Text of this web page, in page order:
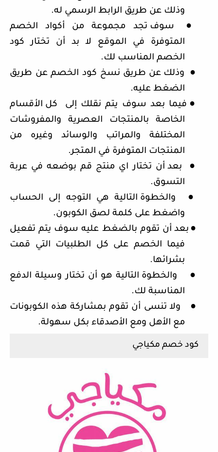
وذلك عن طريق الرابط الرسمي له.
●
سوف تجد مجموعة من أكواد الخصم
المتوفرة في الموقع لا بد أن تختار كود
الخصم المناسب لك.
●
وذلك عن طريق نسخ كود الخصم عن طريق
الضغط عليه.
● فيما بعد سوف يتم نقلك إلى
كل الأقسام
الخاصة بالمنتجات العصرية والمفروشات
المختلفة والمراتب والوسائد وغيره من
المنتجات المتوفرة في المتجر.
●
بعد أن تختار اي منتج قم بوضعه في عربة
التسوق.
●
والخطوة التالية هي التوجه إلى الحساب
واضغط على كلمة لصق الكوبون.
● بعد أن تقوم بالضغط عليه سوف يتم تفعيل
فيما الخصم على كل الطلبيات التي قمت
بشرائها.
●
والخطوة التالية هو أن تختار وسيلة الدفع
المناسبة لك.
●
ولا تنسى أن تقوم بمشاركة هذه الكوبونات
مع الأهل ومع الأصدقاء بكل سهولة.
كود خصم مكياجي